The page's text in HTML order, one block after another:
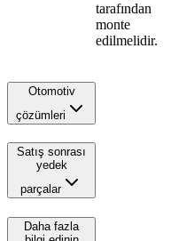
tarafından
monte
edilmelidir.
Otomotiv
çözümleri
Satış sonrası
yedek
parçalar
Daha fazla